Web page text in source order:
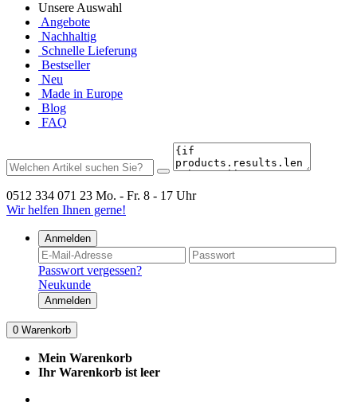
Unsere Auswahl
Angebote
Nachhaltig
Schnelle Lieferung
Bestseller
Neu
Made in Europe
Blog
FAQ
0512 334 071 23 Mo. - Fr. 8 - 17 Uhr
Wir helfen Ihnen gerne!
Anmelden
Passwort vergessen?
Neukunde
Anmelden
0 Warenkorb
Mein Warenkorb
Ihr Warenkorb ist leer